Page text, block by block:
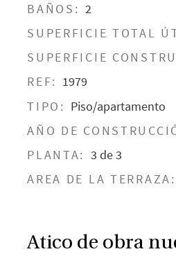
BAÑOS: 2
SUPERFICIE TOTAL
SUPERFICIE
REF: 1979
TIPO: Piso/apartamento
AÑO DE
PLANTA: 3 de 3
AREA DE LA TERRAZA:
Atico de obra